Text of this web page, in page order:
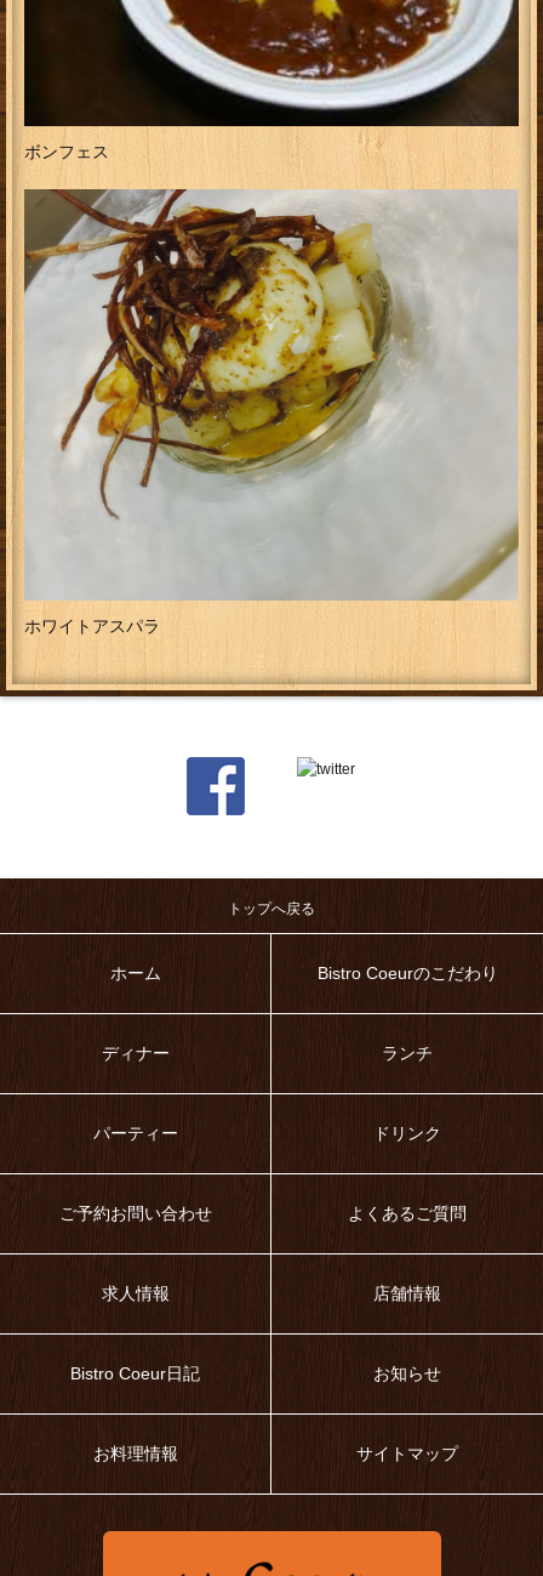
ボンフェス
ホワイトアスパラ
トップへ戻る
ホーム Bistro Coeurのこだわり
ディナー ランチ
パーティー ドリンク
ご予約お問い合わせ よくあるご質問
求人情報 店舗情報
Bistro Coeur日記 お知らせ
お料理情報 サイトマップ